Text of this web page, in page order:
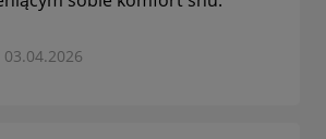
03.04.2026